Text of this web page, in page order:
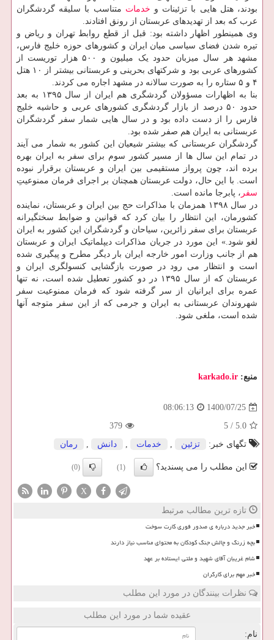
بودند، هتل هایی با تزئینات و خدمات متناسب با سلیقه گردشگران
عرب که بعد از تهدیدهای عربستان از رونق افتادند.
وی همینطور اظهار داشته بود: قبل از قطع روابط تهران و ریاض و
تیره شدن فضای سیاسی میان ایران و کشورهای حوزه خلیج فارس،
مشهد هر سال میزبان حدود یک میلیون و ۵۰۰ هزار توریست از
کشورهای عربی بود و شرکتهای بحرینی و عربستانی بیشتر از ۱۰ هتل
۴ و ۵ ستاره را به صورت سالانه در مشهد اجاره می کردند.
بنا به اظهارات مسؤولان گردشگری هم ایران از سال ۱۳۹۵ به بعد
حدود ۵۰ درصد از بازار گردشگری کشورهای عربی و حاشیه خلیج
فارس را از دست داده بود و در سال هایی شمار سفر گردشگران
عربستانی به ایران هم صفر شده بود.
گردشگران عربستانی که بیشتر شیعیان این کشور به شمار می آیند
در تمام این سال ها از مسیر کشور سوم برای سفر به ایران بهره
برده اند، چون پرواز مستقیمی بین ایران و عربستان برقرار نبوده
است. با این حال، دولت عربستان همچنان بر اجرای فرمان ممنوعیتِ
سفر ، پابرجا مانده است.
در سال ۱۳۹۸ همزمان با مذاکرات حج بین ایران و عربستان، نماینده
کشورمان، این انتظار را بیان کرد که قوانین و ضوابط سختگیرانه
عربستان برای سفر زائرین، سیاحان و گردشگران این کشور به ایران
لغو شود.» این مورد در جریان مذاکرات دیپلماتیک ایران و عربستان
هم از جانب وزارت امور خارجه ایران بار دیگر مطرح و پیگیری شده
است و انتظار می رود در صورت بازگشایی کنسولگری ایران و
عربستان که از سال ۱۳۹۵ در دو کشور تعطیل شده است، نه تنها
عمره برای ایرانیان از سر گرفته شود که فرمان ممنوعیت سفر
شهروندان عربستانی به ایران و جرمی که از این سفر متوجه آنها
شده است، ملغی شود.
منبع: karkado.ir
1400/07/25
08:06:13
5.0
/
5
379
تگهای خبر:
تزئین , خدمات , دانش , رمان
این مطلب را می پسندید؟ (1)
(0)
X
تازه ترین مطالب مرتبط
خبر جدید درباره ی صدور فوری کارت سوخت
بچه زرنگ و چالش جنگ کودکان به محتوای مناسب نیاز دارند
شام غریبان آقای شهید و ملتی ایستاده بر عهد
خبر مهم برای کارگران
نظرات بینندگان در مورد این مطلب
عقیده شما در مورد این مطلب
نام: